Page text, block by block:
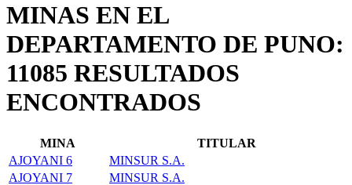
MINAS EN EL
DEPARTAMENTO DE PUNO:
11085 RESULTADOS
ENCONTRADOS
MINA
TITULAR
AJOYANI 6
MINSUR S.A.
AJOYANI 7
MINSUR S.A.